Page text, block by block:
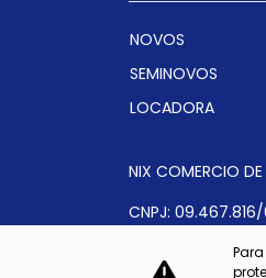
NOVOS
SEMINOVOS
LOCADORA
NIX COMERCIO
CNPJ: